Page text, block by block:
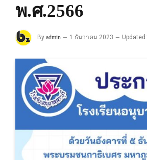
พ.ศ.2566
By admin 1 ธันวาคม 2023 Updated: